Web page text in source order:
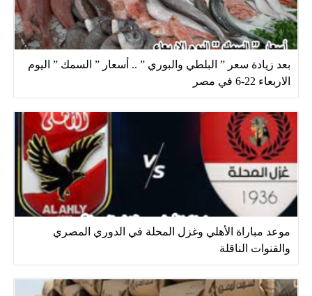
بعد زيادة سعر ” البلطي والبوري ” .. أسعار ” السمك ” اليوم
الاربعاء 22-6 في مصر
موعد مباراة الأهلي وغزل المحلة في الدوري المصري
والقنوات الناقلة